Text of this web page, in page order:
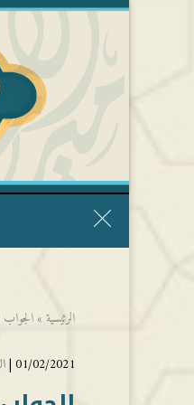
الرئيسية » الجواب
01/02/2021 |